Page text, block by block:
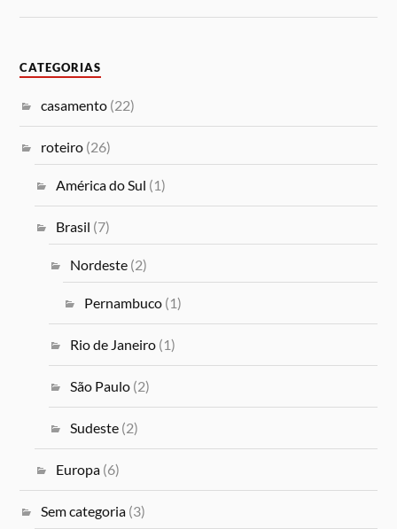
CATEGORIAS
casamento (22)
roteiro (26)
América do Sul (1)
Brasil (7)
Nordeste(2)
Pernambuco(1)
Rio de Janeiro(1)
São Paulo(2)
Sudeste(2)
Europa(6)
Sem categoria (3)